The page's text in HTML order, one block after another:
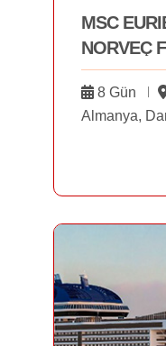
MSC
NORVEÇ
05.09.2026
8 Gün
Almanya,